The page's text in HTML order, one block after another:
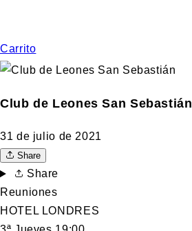
Carrito
Club de Leones San Sebastián
31 de julio de 2021
Share
Share
Reuniones
HOTEL LONDRES